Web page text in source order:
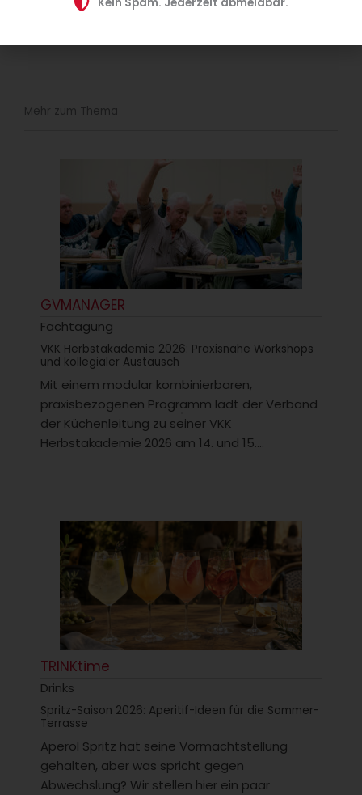
Mehr zum Thema
GVMANAGER
Fachtagung
VKK Herbstakademie 2026: Praxisnahe Workshops
und kollegialer Austausch
Mit einem modular kombinierbaren,
praxisbezogenen Programm lädt der Verband
der Küchenleitung zu seiner VKK
Herbstakademie 2026 am 14. und 15....
TRINKtime
Drinks
Spritz-Saison 2026: Aperitif-Ideen für die Sommer-
Terrasse
Aperol Spritz hat seine Vormachtstellung
gehalten, aber was spricht gegen
Abwechslung? Wir stellen hier ein paar